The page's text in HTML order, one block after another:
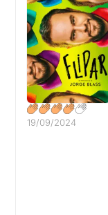
19/09/2024